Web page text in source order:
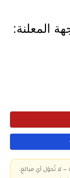
المعلنة:
— لا تُحوّل أي مبالغ،